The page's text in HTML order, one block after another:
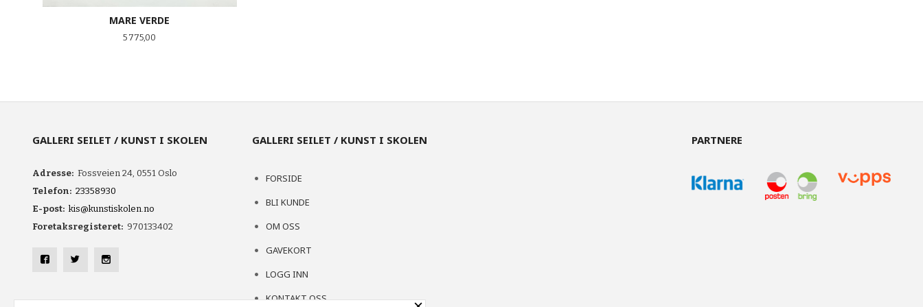
MARE VERDE
Pris
5 775,00
GALLERI SEILET / KUNST I SKOLEN
Adresse: Fossveien 24, 0551 Oslo
Telefon: 23358930
E-post: kis@kunstiskolen.no
Foretaksregisteret: 970133402
GALLERI SEILET / KUNST I SKOLEN
FORSIDE
BLI KUNDE
OM OSS
GAVEKORT
LOGG INN
KONTAKT OSS
PARTNERE